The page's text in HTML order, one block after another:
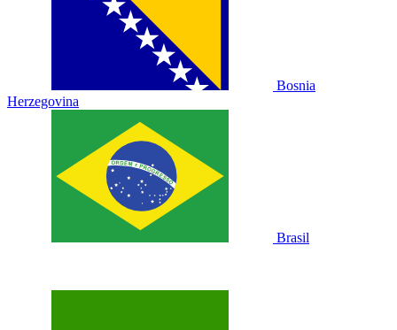
Bosnia
Herzegovina
Brasil